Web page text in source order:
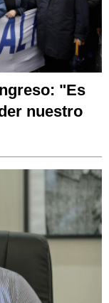
"Es
nuestro